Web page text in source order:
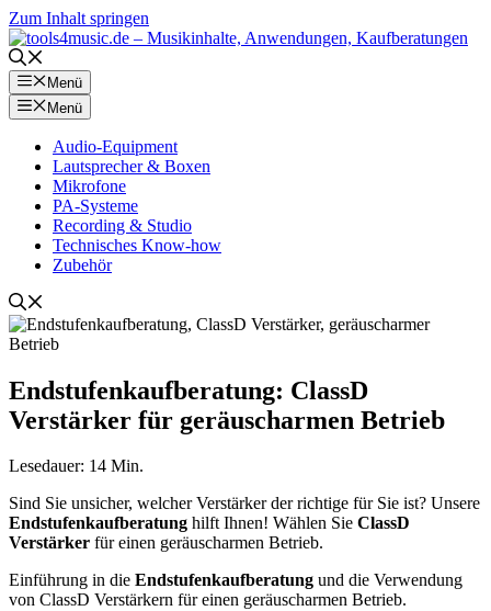
Zum Inhalt springen
Menü
Menü
Audio-Equipment
Lautsprecher & Boxen
Mikrofone
PA-Systeme
Recording & Studio
Technisches Know-how
Zubehör
Endstufenkaufberatung: ClassD
Verstärker für geräuscharmen Betrieb
Lesedauer: 14 Min.
Sind Sie unsicher, welcher Verstärker der richtige für Sie ist? Unsere
Endstufenkaufberatung hilft Ihnen! Wählen Sie ClassD
Verstärker für einen geräuscharmen Betrieb.
Einführung in die Endstufenkaufberatung und die Verwendung
von ClassD Verstärkern für einen geräuscharmen Betrieb.